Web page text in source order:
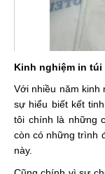
Kinh nghiệm in
Với nhiều năm kinh
sự hiểu biết kết
tôi chính là những
còn có những trình
này.